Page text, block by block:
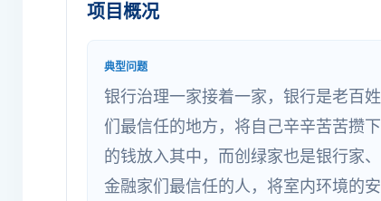
项目概况
典型问题
银行治理一家接着一家，银行是老百姓
们最信任的地方，将自己辛辛苦苦攒下
的钱放入其中，而创绿家也是银行家、
金融家们最信任的人，将室内环境的安